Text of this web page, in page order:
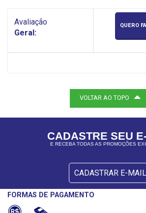
Avaliação
Geral:
QUERO
VOLTAR AO TOPO
CADASTRE SEU
E RECEBA TODAS AS PROMOÇÕES
CADASTRAR E-MAIL
FORMAS DE PAGAMENTO